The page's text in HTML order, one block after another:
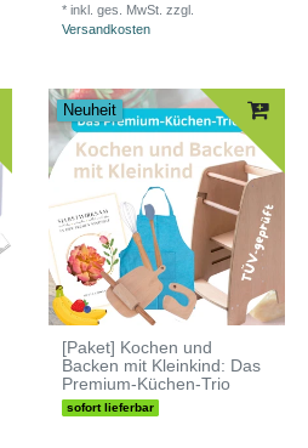
*inkl. ges. MwSt. zzgl.
Versandkosten
Neuheit
[Paket] Kochen und
Backen mit Kleinkind: Das
Premium-Küchen-Trio
sofort lieferbar